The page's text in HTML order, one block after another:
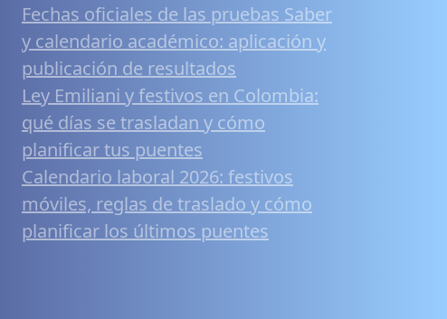
Fechas oficiales de las pruebas Saber
y calendario académico: aplicación y
publicación de resultados
Ley Emiliani y festivos en Colombia:
qué días se trasladan y cómo
planificar tus puentes
Calendario laboral 2026: festivos
móviles, reglas de traslado y cómo
planificar los últimos puentes